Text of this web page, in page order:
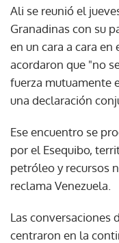
Ali se reunió el
Granadinas con su
en un cara a cara
acordaron que "no
fuerza mutuamente
una declaración
Ese encuentro se
por el Esequibo,
petróleo y recursos
reclama Venezuela.
Las conversaciones
centraron en la